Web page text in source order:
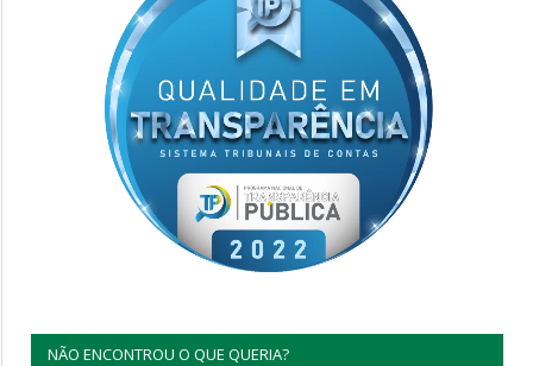
NÃO ENCONTROU O QUE QUERIA?